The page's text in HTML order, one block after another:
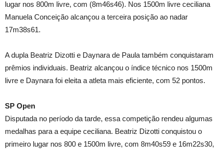
lugar nos 800m livre, com (8m46s46). Nos 1500m livre ceciliana
Manuela Conceição alcançou a terceira posição ao nadar
17m38s61.
A dupla Beatriz Dizotti e Daynara de Paula também conquistaram
prêmios individuais. Beatriz alcançou o índice técnico nos 1500m
livre e Daynara foi eleita a atleta mais eficiente, com 52 pontos.
SP Open
Disputada no período da tarde, essa competição rendeu algumas
medalhas para a equipe ceciliana. Beatriz Dizotti conquistou o
primeiro lugar nos 800 e 1500m livre, com 8m40s59 e 16m22s30,